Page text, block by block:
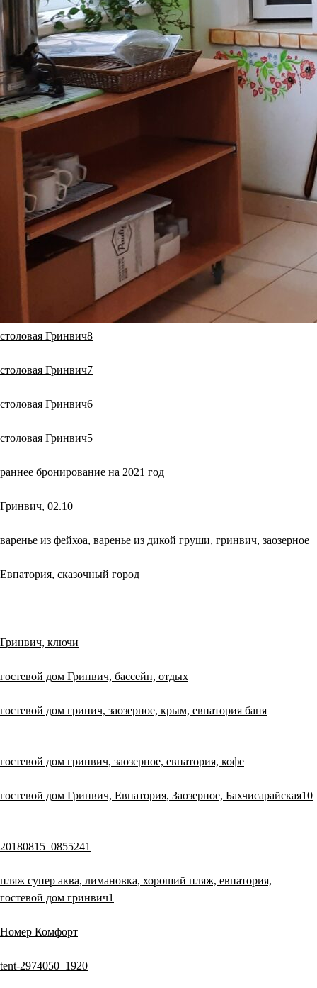
столовая Гринвич8
столовая Гринвич7
столовая Гринвич6
столовая Гринвич5
раннее бронирование на 2021 год
Гринвич, 02.10
варенье из фейхоа, варенье из дикой груши, гринвич, заозерное
Евпатория, сказочный город
Гринвич, ключи
гостевой дом Гринвич, бассейн, отдых
гостевой дом гринич, заозерное, крым, евпатория баня
гостевой дом гринвич, заозерное, евпатория, кофе
гостевой дом Гринвич, Евпатория, Заозерное, Бахчисарайская10
20180815_0855241
пляж супер аква, лимановка, хороший пляж, евпатория,
гостевой дом гринвич1
Номер Комфорт
tent-2974050_1920